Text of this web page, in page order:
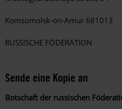
Komsomolsk-on-Amur 681013
RUSSISCHE FÖDERATION
Sende eine Kopie an
Botschaft der russischen